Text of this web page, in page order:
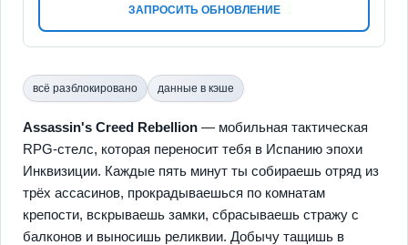
ЗАПРОСИТЬ ОБНОВЛЕНИЕ
всё разблокировано данные в кэше
Assassin's Creed Rebellion — мобильная тактическая
RPG-стелс, которая переносит тебя в Испанию эпохи
Инквизиции. Каждые пять минут ты собираешь отряд из
трёх ассасинов, прокрадываешься по комнатам
крепости, вскрываешь замки, сбрасываешь стражу с
балконов и выносишь реликвии. Добычу тащишь в